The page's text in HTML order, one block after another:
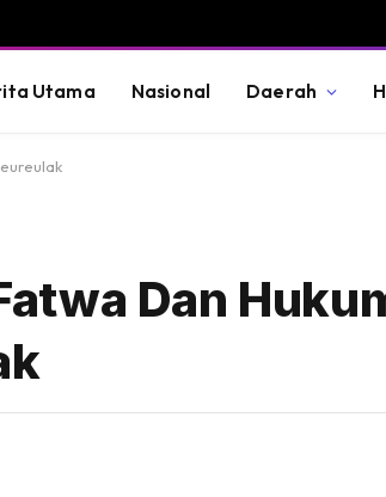
Utama Nasional Daerah
Dan